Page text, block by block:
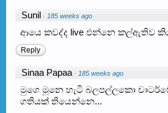
Sunil · 185 weeks ago
ආයෙ කවද්ද live එන්නෙ කල්ඇතිව
Reply
Sinaa Papaa · 185 weeks ago
මුගෙ මූනෙ හැටි බලපල්ලකො
ගතියක් තියෙන්නෙ...